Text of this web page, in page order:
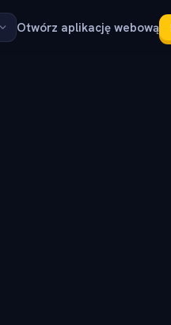
Otwórz aplikację webową